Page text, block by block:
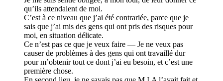
qu’ils attendaient de moi.
C’est à ce niveau que j’ai été contrariée, parce que je
sais que j’ai mis des gens qui ont pris des risques pour
moi, en situation délicate.
Ce n’est pas ce que je veux faire — Je ne veux pas
causer de problèmes à des gens qui ont travaillé dur
pour m’obtenir tout ce dont j’ai eu besoin, et c’est une
première chose.